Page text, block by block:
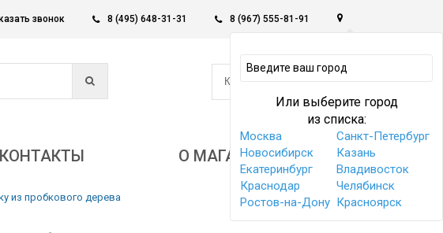
звонок 8 (495) 648-31-31 8 (967) 555-81-91
Или выберите город
из списка:
Москва
Санкт-Петербург
Новосибирск
Казань
Екатеринбург
Владивосток
Краснодар
Челябинск
Ростов-на-Дону Красноярск
КОРЗИНА -
0
КОНТАКТЫ О МАГАЗИНЕ
из пробкового дерева